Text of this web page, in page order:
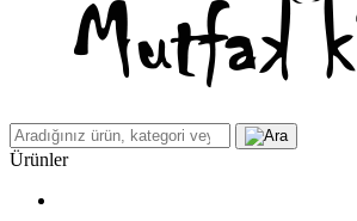
Ürünler